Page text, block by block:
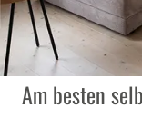
Am besten